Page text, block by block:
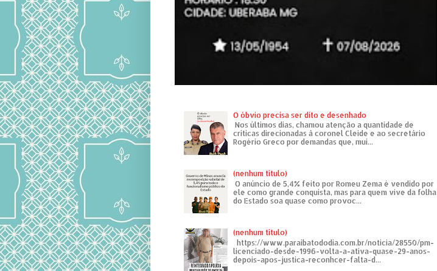
O óbvio precisa ser dito e desenhado
Nos últimos dias, chamou atenção a quantidade de
críticas direcionadas à coronel Cleide e ao secretário
Rogério Greco por demandas que, mui...
(nenhum título)
O anúncio de 5,4% feito por Romeu Zema é vendido por
ele como grande conquista, mas para quem vive da folha
do Estado soa quase como provoc...
(nenhum título)
https://www.paraibatododia.com.br/noticia/28550/pm-
licenciado-desde-1996-volta-a-ativa-quase-29-anos-
depois-apos-justica-reconhcer-falta-d...